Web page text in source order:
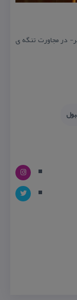
در مجاورت تنگه ی